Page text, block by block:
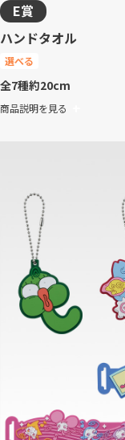
E賞
ハンドタオル
選べる
全7種約20cm
商品説明を見る